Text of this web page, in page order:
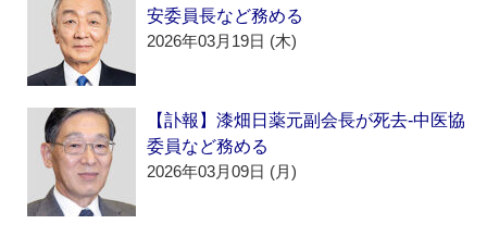
安委員長など務める
2026年03月19日 (木)
【訃報】漆畑日薬元副会長が死去‐中医協
委員など務める
2026年03月09日 (月)